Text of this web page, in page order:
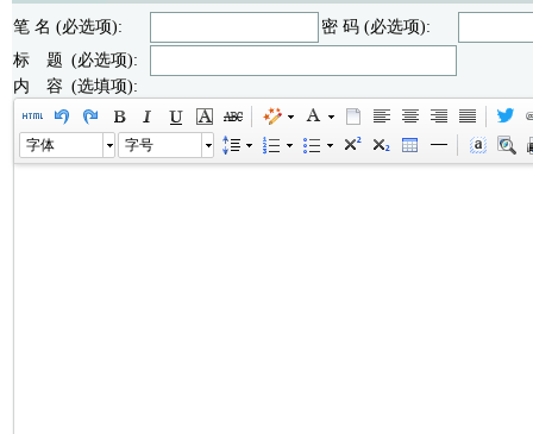
笔 名 (必选项):
密 码 (必选项):
标 题 (必选项):
内 容 (选填项):
字体 字号